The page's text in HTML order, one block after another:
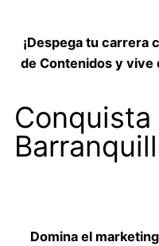
¡Despega tu carrera
de Contenidos y vive
Conquista
Domina el